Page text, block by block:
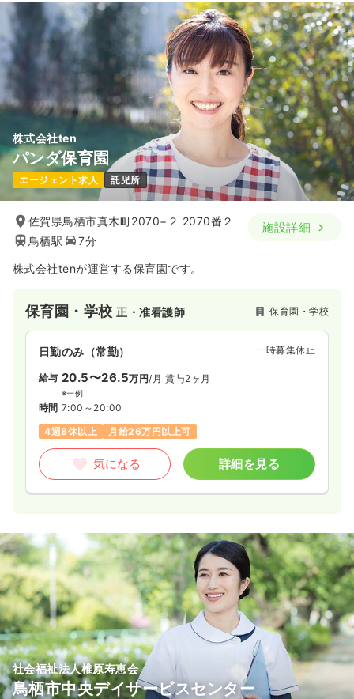
給与 29.6 万円/月 賞与3.5ヶ月
※経験19年の例
時間 8:30～17:30
（休憩60分）
日祝休み
4週8休以上 月給29万円以上可
気になる 詳細を見る
透析正・准看護師 一般病院
日勤のみ（常勤） 一時募集休止
給与 20.3〜26.6万円/月 賞与3.5ヶ月
※一例
時間 9:00～18:00
日曜休み
4週8休以上 月給26万円以上可
気になる
株式会社ten
パンダ保育園
エージェント求人 託児所
佐賀県鳥栖市真木町2070−２ 2070番２
鳥栖駅
7分
施設詳細
株式会社tenが運営する保育園です。
保育園・学校正・准看護師 保育園・学校
日勤のみ（常勤） 一時募集休止
給与 20.5〜26.5万円/月 賞与2ヶ月
※一例
時間 7:00～20:00
4週8休以上
月給26万円以上可
気になる 詳細を見る
社会福祉法人椎原寿恵会
鳥栖市中央デイサービスセンター